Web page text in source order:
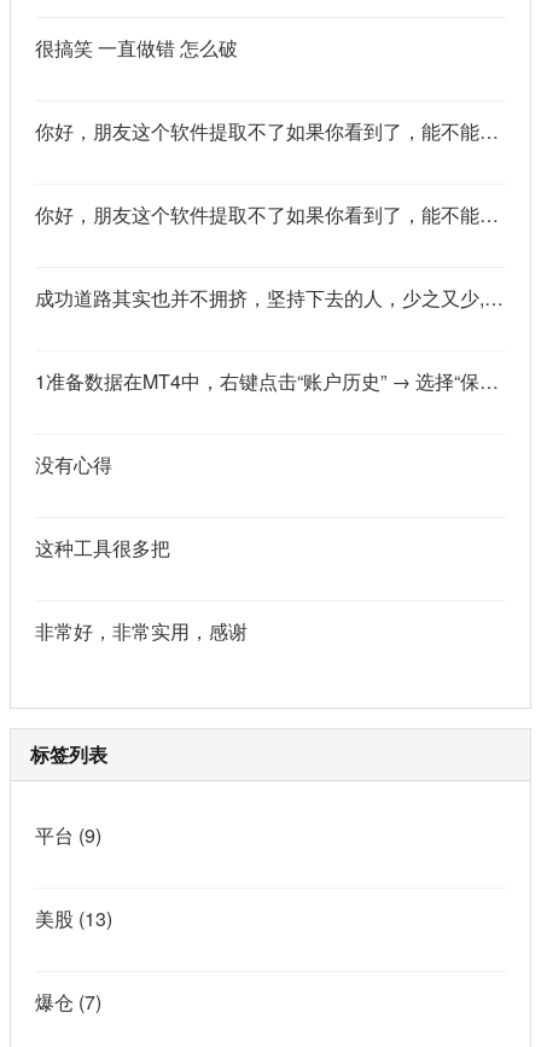
很搞笑 一直做错 怎么破
你好，朋友这个软件提取不了如果你看到了，能不能把这个纯净版的发我邮箱里不
你好，朋友这个软件提取不了如果你看到了，能不能把这个纯净版的发我邮箱里不
成功道路其实也并不拥挤，坚持下去的人，少之又少,说的真好
1准备数据在MT4中，右键点击“账户历史” → 选择“保存为详细户口结单” → 保存为一个HTML文件。用Excel打开这个HTML文件，或者打开它并复制全部内容，粘贴到一个空白Excel工作表中。2使用你的.xlsm文件打开你已经保存好的“MT4报表合并神器.xlsm”文件。将上一步中未处理的两行数据，复制并粘贴到这个.xlsm文件的第一个工作表中。3运行宏在Excel中，按快捷键 Alt + F8 打开“宏”对话框。选择名为 MergeMT4Statement_Ultimate 的宏，然后点击“执行”或“运行”。4完成宏运行后，你会发现原本错位成两行的数据，已经自动合并成一行了。
没有心得
这种工具很多把
非常好，非常实用，感谢
标签列表
平台 (9)
美股 (13)
爆仓 (7)